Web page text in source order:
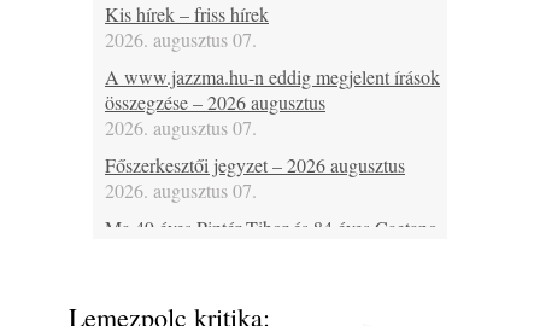
Kis hírek – friss hírek
2026. augusztus 07.
A www.jazzma.hu-n eddig megjelent írások
összegzése – 2026 augusztus
2026. augusztus 07.
Főszerkesztői jegyzet – 2026 augusztus
2026. augusztus 07.
Ma 49 éves Pintér Tibor és 84 éves Caetano
Ma lenne 85 éves Howard Johnson
Lemezpolc kritika: